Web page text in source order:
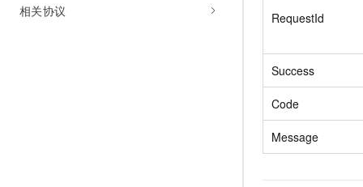
相关协议
RequestId
Success
Code
Message